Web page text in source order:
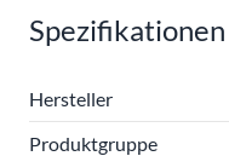
Spezifikationen
Hersteller
Produktgruppe